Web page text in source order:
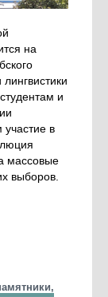
на
и
в
массовые
выборов.